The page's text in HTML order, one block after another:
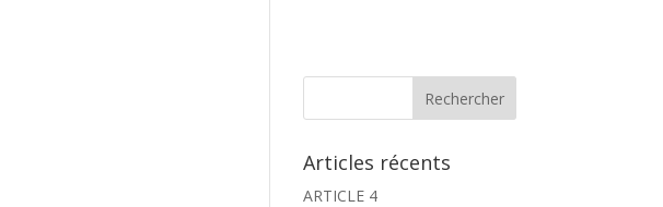
Articles récents
ARTICLE 4